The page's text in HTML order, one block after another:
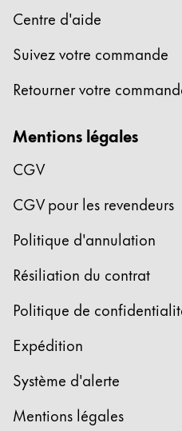
Carnets
Cadeaux
Holiday Special
Gift Ideas
Coffrets cadeaux
Gravure
Inspiration
LAMY Community
Lettering Workshop
LAMY Stories
LAMY dialog urushi
Centre d'aide
Suivez votre commande
Retourner votre
Mentions légales
CGV
CGV pour les revendeurs
Politique d'annulation
Résiliation du contrat
Politique de
Expédition
Système d'alerte
Mentions légales